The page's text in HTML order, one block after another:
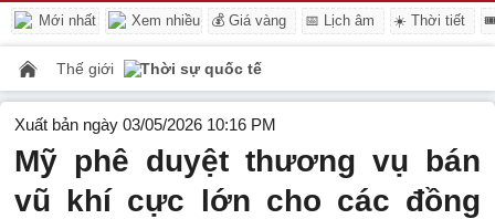
Mới nhất Xem nhiều 💰 Giá vàng 📅 Lịch âm ☀️ Thời tiết
Thế giới Thời sự quốc tế
Xuất bản ngày 03/05/2026 10:16 PM
Mỹ phê duyệt thương vụ bán
vũ khí cực lớn cho các đồng